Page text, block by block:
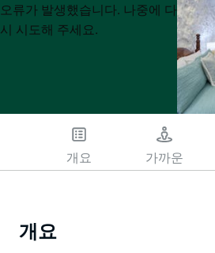
List
List
오류가 발생했습니다. 나중에 다
시 시도해 주세요.
개요 가까운
개요